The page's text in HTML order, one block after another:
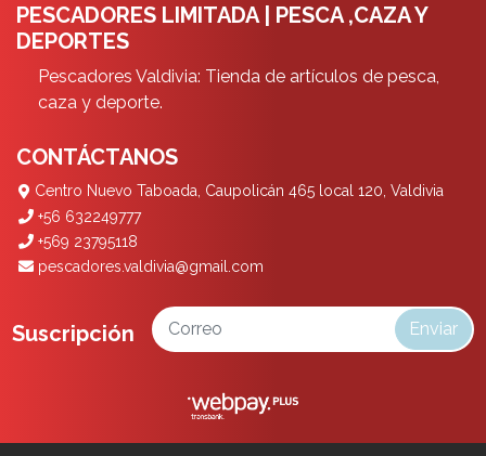
PESCADORES LIMITADA | PESCA ,CAZA Y
DEPORTES
Pescadores Valdivia: Tienda de artículos de pesca,
caza y deporte.
CONTÁCTANOS
Centro Nuevo Taboada, Caupolicán 465 local 120, Valdivia
+56 632249777
+569 23795118
pescadores.valdivia@gmail.com
Suscripción Enviar